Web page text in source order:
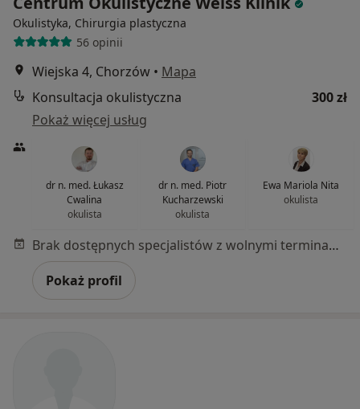
Okulistyka, Chirurgia plastyczna
56 opinii
Wiejska 4, Chorzów • Mapa
Konsultacja okulistyczna
300 zł
Pokaż więcej usług
dr n. med. Łukasz
Cwalina
okulista
dr n. med. Piotr
Kucharzewski
okulista
Ewa Mariola Nita
okulista
Brak dostępnych specjalistów z wolnymi terminami w tym centrum medycznym.
Pokaż profil